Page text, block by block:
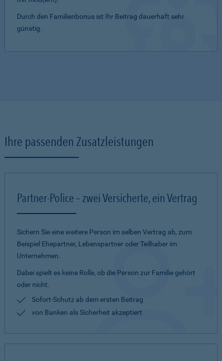
Durch den Familienbonus ist Ihr Beitrag dauerhaft sehr
günstig.
Ihre passenden Zusatzleistungen
Partner-Police – zwei Versicherte, ein Vertrag
Sichern Sie eine weitere Person im selben Vertrag ab, zum
Beispiel Ehepartner, Lebenspartner oder Teilhaber im
Unternehmen.
Dabei spielt es keine Rolle, ob die Person zur Familie gehört
oder nicht.
Sofort-Schutz ab dem ersten Beitrag
von Banken als Sicherheit akzeptiert